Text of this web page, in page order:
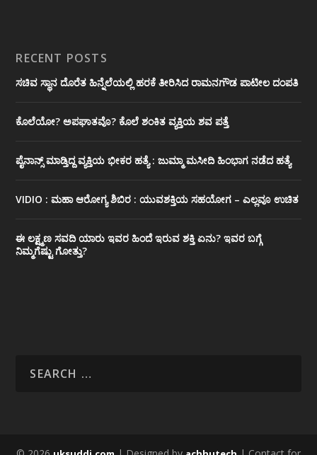
RECENT POSTS
ಸಚಿವ ಸ್ಥಾನ ದೊರೆತ ಹಿನ್ನೆಲೆಯಲ್ಲಿ ಹರಕೆ ತೀರಿಸಿದ ರಾಮನಗೌಡ ಪಾಟೀಲ ದಂಪತಿ
ಕೊಲೆಯೋ? ಅಪಘಾತವೊ? ಕೊಲೆ ಶಂಕಿತ ವ್ಯಕ್ತಿಯ ಶವ ಪತ್ತೆ
ಪೈನಾನ್ಸ್ ಮಾಡ್ತಿದ್ದ ವ್ಯಕ್ತಿಯ ಭೀಕರ‌ ಹತ್ಯೆ : ಜುಮ್ಮಾ ಮಸೀದಿ ಹಿಂಭಾಗ ನಡೆದ ಹತ್ಯೆ
VIDIO : ಮಹಾ ಆರೋಗ್ಯ ಶಿಬಿರ : ಯುವಶಕ್ತಿಯ ಸಹಯೋಗ – ಎಲ್ಲವೂ ಉಚಿತ
ಈ ಲಕ್ಷ್ಮಣ ಸವದಿ ಯಾರು ಇವರ ಹಿಂದೆ ಇರುವ ಶಕ್ತಿ ಏನು? ಇವರ ಬಗ್ಗೆ
ನಿಮ್ಮಗೆಷ್ಟು ಗೋತ್ತು?